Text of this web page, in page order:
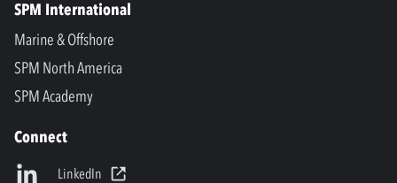
SPM International
Marine & Offshore
SPM North America
SPM Academy
Connect
LinkedIn